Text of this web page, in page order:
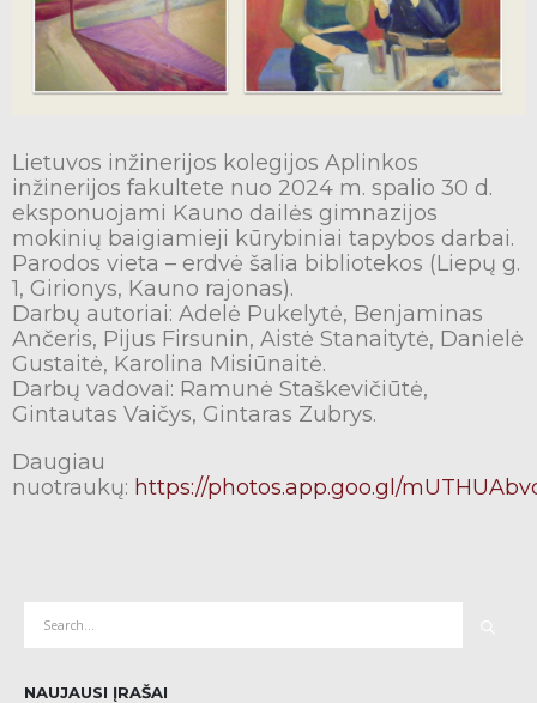
Lietuvos inžinerijos kolegijos Aplinkos
inžinerijos fakultete nuo 2024 m. spalio 30 d.
eksponuojami Kauno dailės gimnazijos
mokinių baigiamieji kūrybiniai tapybos darbai.
Parodos vieta – erdvė šalia bibliotekos (Liepų g.
1, Girionys, Kauno rajonas).
Darbų autoriai: Adelė Pukelytė, Benjaminas
Ančeris, Pijus Firsunin, Aistė Stanaitytė, Danielė
Gustaitė, Karolina Misiūnaitė.
Darbų vadovai: Ramunė Staškevičiūtė,
Gintautas Vaičys, Gintaras Zubrys.
Daugiau
nuotraukų: https://photos.app.goo.gl/
NAUJAUSI ĮRAŠAI